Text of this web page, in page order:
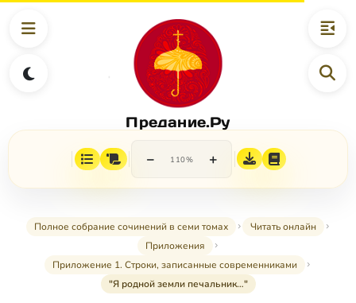
Предание.Ру
− 110% +
Полное собрание сочинений в семи томах
Читать онлайн
Приложения
Приложение 1. Строки, записанные современниками
"Я родной земли печальник…"